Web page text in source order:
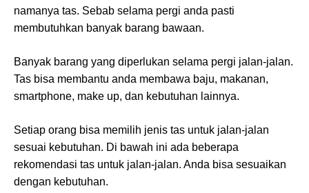
namanya tas. Sebab selama pergi anda pasti
membutuhkan banyak barang bawaan.
Banyak barang yang diperlukan selama pergi jalan-jalan.
Tas bisa membantu anda membawa baju, makanan,
smartphone, make up, dan kebutuhan lainnya.
Setiap orang bisa memilih jenis tas untuk jalan-jalan
sesuai kebutuhan. Di bawah ini ada beberapa
rekomendasi tas untuk jalan-jalan. Anda bisa sesuaikan
dengan kebutuhan.